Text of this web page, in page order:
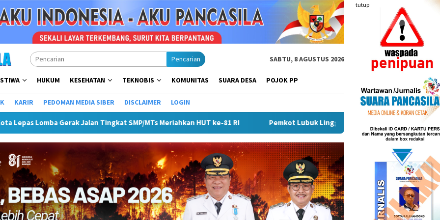
tutup
Pencarian SABTU, 8 AGUSTUS 2026
HUKUM KESEHATAN TEKNOBIS KOMUNITAS SUARA DESA POJOK PP
KARIR PEDOMAN MEDIA SIBER DISCLAIMER LOGIN
Jalan Tingkat SMP/MTs Meriahkan HUT ke-81 RI Pemkot Lubuk Linggau Sosialisasikan Tanda Tangan Elektronik Untuk